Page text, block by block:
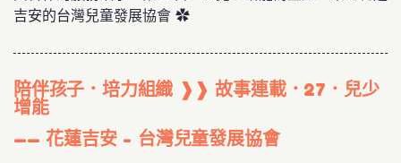
吉安的台灣兒童發展協會 ✿
陪伴孩子．培力組織 ❱❱ 故事連載．27．兒少
增能
—— 花蓮吉安 - 台灣兒童發展協會